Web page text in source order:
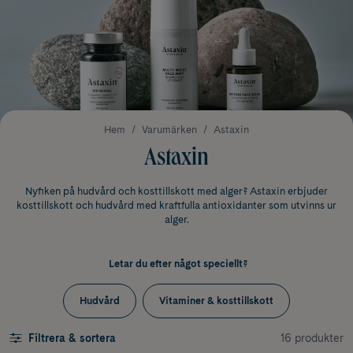
Hem Varumärken Astaxin
Astaxin
Nyfiken på hudvård och kosttillskott med alger? Astaxin erbjuder
kosttillskott och hudvård med kraftfulla antioxidanter som utvinns ur
alger.
Letar du efter något speciellt?
Hudvård Vitaminer & kosttillskott
Filtrera & sortera 16 produkter